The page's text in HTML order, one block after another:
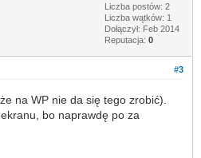
Liczba postów: 2
Liczba wątków: 1
Dołączył: Feb 2014
Reputacja: 0
#3
na WP nie da się tego zrobić).
bo naprawdę po za